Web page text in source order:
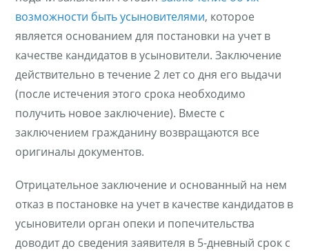
возможности быть усыновителями, которое
является основанием для постановки на учет в
качестве кандидатов в усыновители. Заключение
действительно в течение 2 лет со дня его выдачи
(после истечения этого срока необходимо
получить новое заключение). Вместе с
заключением гражданину возвращаются все
оригиналы документов.
Отрицательное заключение и основанный на нем
отказ в постановке на учет в качестве кандидатов в
усыновители орган опеки и попечительства
доводит до сведения заявителя в 5-дневный срок с